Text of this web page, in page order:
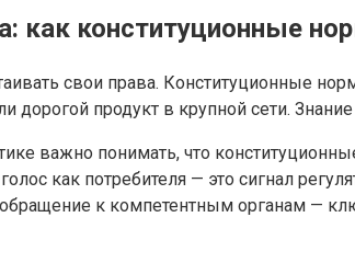
как конституционные
свои права. Конституционные
дорогой продукт в крупной сети.
важно понимать, что
как потребителя — это сигнал
к компетентным органам —